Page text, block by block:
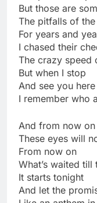
But those are
The pitfalls of
For years and
I chased their
The crazy speed
But when I stop
And see you here
I remember who
And from now on
These eyes will
From now on
What’s waited
It starts tonight
And let the